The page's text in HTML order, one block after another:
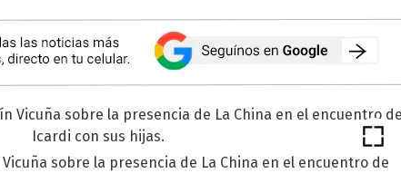
sobre la presencia de La China en el encuentro de